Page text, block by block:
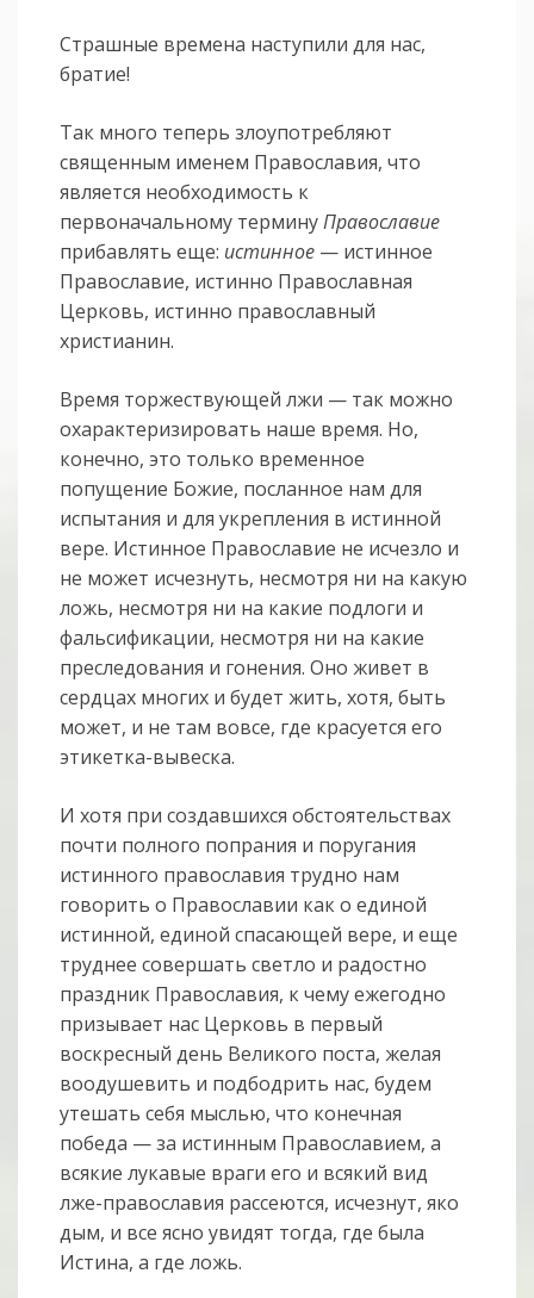
Страшные времена наступили для нас,
братие!
Так много теперь злоупотребляют
священным именем Православия, что
является необходимость к
первоначальному терминуПравославие
прибавлять еще: истинное — истинное
Православие, истинно Православная
Церковь, истинно православный
христианин.
Время торжествующей лжи — так можно
охарактеризировать наше время. Но,
конечно, это только временное
попущение Божие, посланное нам для
испытания и для укрепления в истинной
вере. Истинное Православие не исчезло и
не может исчезнуть, несмотря ни на какую
ложь, несмотря ни на какие подлоги и
фальсификации, несмотря ни на какие
преследования и гонения. Оно живет в
сердцах многих и будет жить, хотя, быть
может, и не там вовсе, где красуется его
этикетка-вывеска.
И хотя при создавшихся обстоятельствах
почти полного попрания и поругания
истинного православия трудно нам
говорить о Православии как о единой
истинной, единой спасающей вере, и еще
труднее совершать светло и радостно
праздник Православия, к чему ежегодно
призывает нас Церковь в первый
воскресный день Великого поста, желая
воодушевить и подбодрить нас, будем
утешать себя мыслью, что конечная
победа — за истинным Православием, а
всякие лукавые враги его и всякий вид
лже-православия рассеются, исчезнут, яко
дым, и все ясно увидят тогда, где была
Истина, а где ложь.